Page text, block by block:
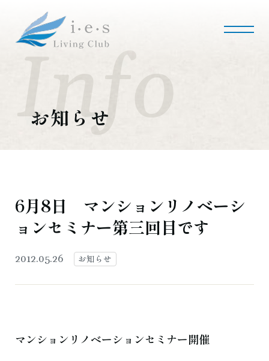
お知らせ
6月8日 マンションリノベーシ
ョンセミナー第三回目です
2012.05.26 お知らせ
マンションリノベーションセミナー開催
i・e・sリビング倶楽部について
事業内容
会社概要
施工事例・実績
マンションリノベーション
採用情報
よくある質問 お知らせ ブログ